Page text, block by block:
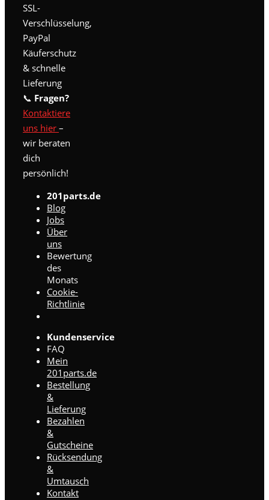
SSL-
Verschlüsselung,
PayPal
Käuferschutz
& schnelle
Lieferung
📞 Fragen?
Kontaktiere
uns hier –
wir beraten
dich
persönlich!
201parts.de
Blog
Jobs
Über
uns
Bewertung
des
Monats
Cookie-
Richtlinie
Kundenservice
FAQ
Mein
201parts.de
Bestellung
&
Lieferung
Bezahlen
&
Gutscheine
Rücksendung
&
Umtausch
Kontakt